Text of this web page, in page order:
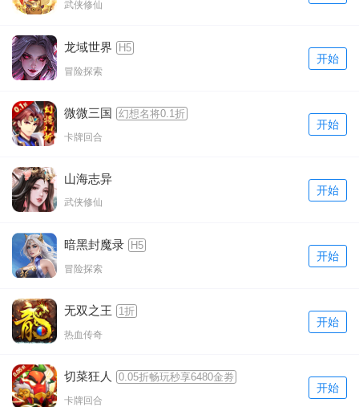
武侠修仙
龙域世界 H5
冒险探索
开始
微微三国 幻想名将0.1折
卡牌回合
开始
山海志异
武侠修仙
开始
暗黑封魔录 H5
冒险探索
开始
无双之王 1折
热血传奇
开始
切菜狂人 0.05折畅玩秒享6480金劵
卡牌回合
开始